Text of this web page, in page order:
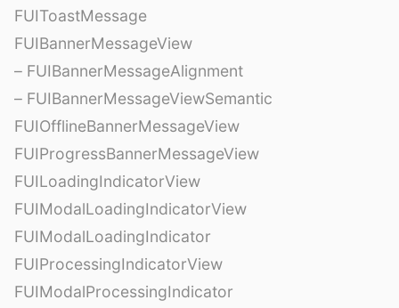
FUIToastMessage
FUIBannerMessageView
– FUIBannerMessageAlignment
– FUIBannerMessageViewSemantic
FUIOfflineBannerMessageView
FUIProgressBannerMessageView
FUILoadingIndicatorView
FUIModalLoadingIndicatorView
FUIModalLoadingIndicator
FUIProcessingIndicatorView
FUIModalProcessingIndicator